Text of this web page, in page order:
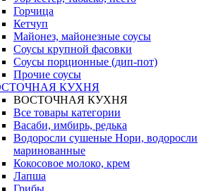
Горчица
Кетчуп
Майонез, майонезные соусы
Соусы крупной фасовки
Соусы порционные (дип-пот)
Прочие соусы
КУХНЯ
ВОСТОЧНАЯ КУХНЯ
Все товары категории
Васаби, имбирь, редька
Водоросли сушеные Нори, водоросли
маринованные
Кокосовое молоко, крем
Лапша
Грибы